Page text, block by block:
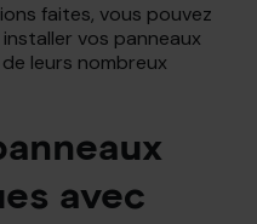
faites, vous pouvez
vos panneaux
leurs nombreux
avec